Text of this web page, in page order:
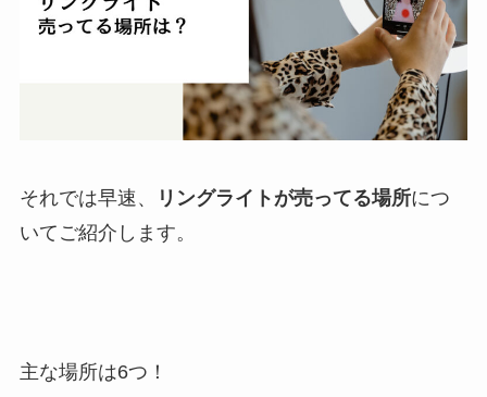
それでは早速、 リングライトが売ってる場所につ
いてご紹介します。
主な場所は6つ！